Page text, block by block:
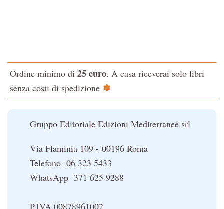
La Cabala
Il potere del serpente
Ordine minimo di 25 euro. A casa riceverai solo libri
senza costi di spedizione ✽
Gruppo Editoriale Edizioni Mediterranee srl
Via Flaminia 109 - 00196 Roma
Telefono 06 323 5433
WhatsApp 371 625 9288
P.IVA 00878961002